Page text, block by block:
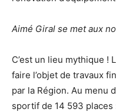
Aimé Giral se met aux
C’est un lieu mythique !
faire l’objet de travaux
par la Région. Au menu
sportif de 14 593 places